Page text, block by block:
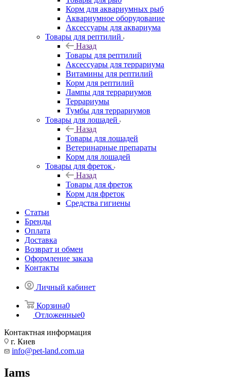
Корм для аквариумных рыб
Аквариумное оборудование
Аксессуары для аквариума
Товары для рептилий
Назад
Товары для рептилий
Аксессуары для террариума
Витамины для рептилий
Корм для рептилий
Лампы для террариумов
Террариумы
Тумбы для террариумов
Товары для лошадей
Назад
Товары для лошадей
Ветеринарные препараты
Корм для лошадей
Товары для фреток
Назад
Товары для фреток
Корм для фреток
Средства гигиены
Статьи
Бренды
Оплата
Доставка
Возврат и обмен
Оформление заказа
Контакты
Личный кабинет
Корзина0
Отложенные0
Контактная информация
г. Киев
info@pet-land.com.ua
Iams